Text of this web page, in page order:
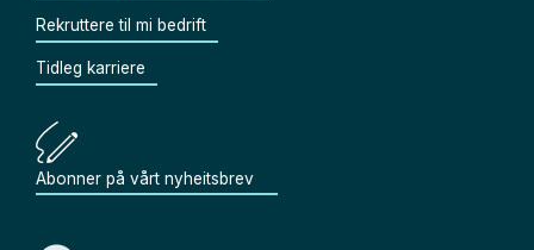
Rekruttere til mi bedrift
Tidleg karriere
Abonner på vårt nyheitsbrev